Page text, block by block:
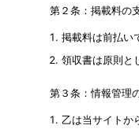
第２条：掲載料の
掲載料は前払い
領収書は原則と
第３条：情報管理
乙は当サイトか